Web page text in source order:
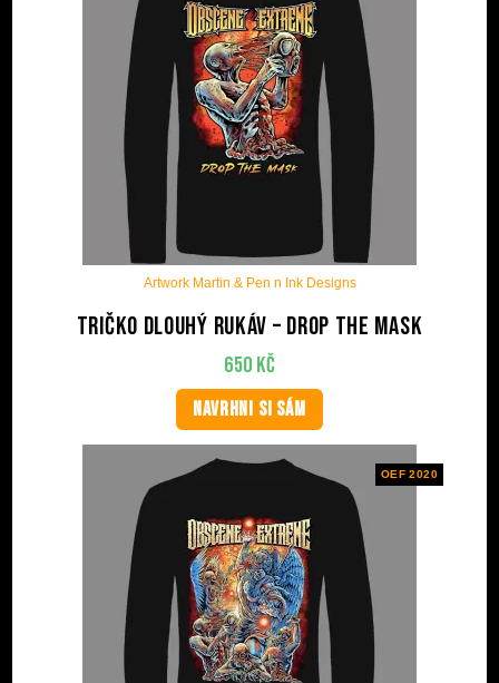
Artwork Martin & Pen n Ink Designs
Tričko dlouhý rukáv – Drop The Mask
650 Kč
NAVRHNI SI SÁM
OEF 2020